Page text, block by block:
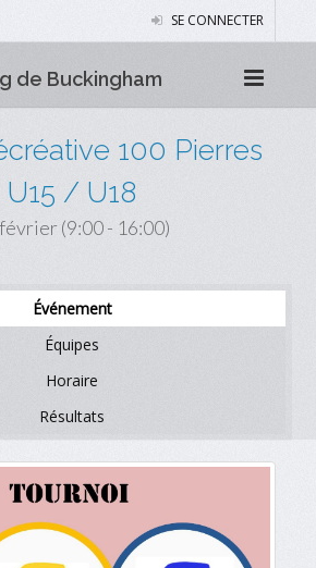
SE CONNECTER
de Buckingham
100 Pierres
U15 / U18
(9:00 - 16:00)
Événement
Équipes
Horaire
Résultats